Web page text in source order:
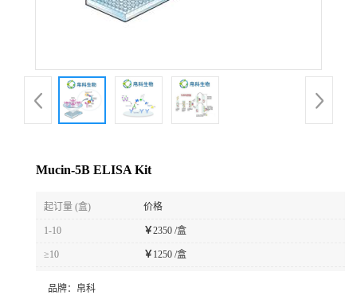
Mucin-5B ELISA Kit
起订量 (盒) 价格
1-10 ￥2350 /盒
≥10 ￥ 1250 /盒
品牌： 帛科